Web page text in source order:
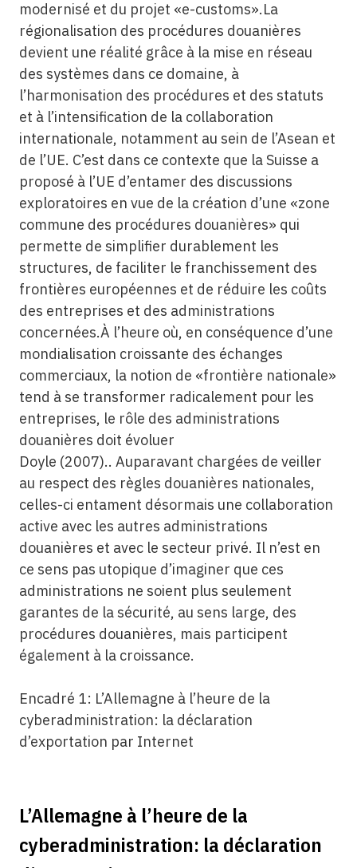
modernisé et du projet «e-customs».La
régionalisation des procédures douanières
devient une réalité grâce à la mise en réseau
des systèmes dans ce domaine, à
l’harmonisation des procédures et des statuts
et à l’intensification de la collaboration
internationale, notamment au sein de l’Asean et
de l’UE. C’est dans ce contexte que la Suisse a
proposé à l’UE d’entamer des discussions
exploratoires en vue de la création d’une «zone
commune des procédures douanières» qui
permette de simplifier durablement les
structures, de faciliter le franchissement des
frontières européennes et de réduire les coûts
des entreprises et des administrations
concernées.À l’heure où, en conséquence d’une
mondialisation croissante des échanges
commerciaux, la notion de «frontière nationale»
tend à se transformer radicalement pour les
entreprises, le rôle des administrations
douanières doit évoluer
Doyle (2007).. Auparavant chargées de veiller
au respect des règles douanières nationales,
celles-ci entament désormais une collaboration
active avec les autres administrations
douanières et avec le secteur privé. Il n’est en
ce sens pas utopique d’imaginer que ces
administrations ne soient plus seulement
garantes de la sécurité, au sens large, des
procédures douanières, mais participent
également à la croissance.
Encadré 1: L’Allemagne à l’heure de la
cyberadministration: la déclaration
d’exportation par Internet
L’Allemagne à l’heure de la
cyberadministration: la déclaration